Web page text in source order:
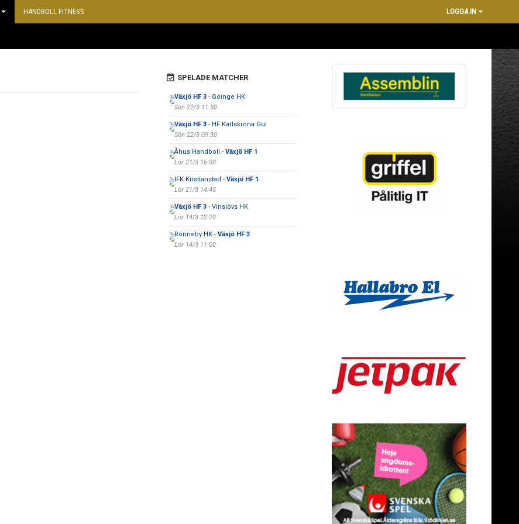
HANDBOLL FITNESS LOGGA IN
SPELADE MATCHER
Växjö HF 3- Göinge HK
Sön 22/3 11:50
Växjö HF 3- HF Karlskrona Gul
Sön 22/3 09:30
Åhus Handboll - Växjö HF 1
Lör 21/3 16:00
IFK Kristianstad - Växjö HF 1
Lör 21/3 14:45
Växjö HF 3- Vinslövs HK
Lör 14/3 12:20
Ronneby HK - Växjö HF 3
Lör 14/3 11:00